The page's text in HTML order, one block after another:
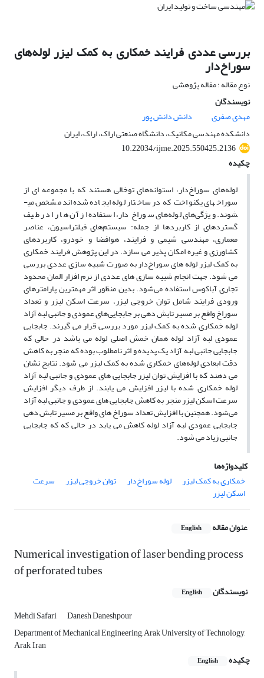
بررسی عددی فرایند خمکاری به کمک لیزر لوله‌های
سوراخ‌دار
نوع مقاله : مقاله پژوهشی
نویسندگان
مهدی صفری
دانش دانش پور
دانشکده مهندسی مکانیک، دانشگاه صنعتی اراک، اراک، ایران
10.22034/ijme.2025.550425.2136
چکیده
لوله‌های سوراخ‌دار، استوانه‌های توخالی هستند که با مجموعه ای از
سوراخ­های یکنواخت که در ساختار لوله ایجاده شده‌اند مشخص می­
شوند. ویژگی‌های لوله‌های سوراخ ­دار، استفاده از آن­ ها را در طیف
گسترده­ای از کاربردها از جمله: سیستم‌های فیلتراسیون، عناصر
معماری، مهندسی شیمی و فرایند، هوافضا و خودرو، کاربردهای
کشاورزی و غیره امکان پذیر می­ سازد. در این پژوهش فرایند خمکاری
به کمک لیزر لوله­ های سوراخ‌دار به صورت شبیه­ سازی عددی بررسی
می­ شود. جهت انجام شبیه ­سازی­ های عددی از نرم افزار المان محدود
تجاری آباکوس استفاده می‌شود. بدین منظور اثر مهمترین پارامترهای
ورودی فرایند شامل توان خروجی لیزر، سرعت اسکن لیزر و تعداد
سوراخ واقع بر مسیر تابش ­دهی بر جابجایی‌های عمودی و جانبی لبه آزاد
لوله خمکاری شده به کمک لیزر مورد بررسی قرار می­ گیرند. جابجایی
عمودی لبه آزاد لوله همان خمش اصلی لوله می­ باشد در حالی­ که
جابجایی جانبی لبه آزاد یک پدیده و اثر نامطلوب بوده که منجر به کاهش
دقت ابعادی لوله‌های خمکاری شده به کمک لیزر می­ شود. نتایج نشان
می­ دهند که با افزایش توان لیزر جابجایی­ های عمودی و جانبی لبه آزاد
لوله خمکاری شده با لیزر افزایش می ­یابند. از طرف دیگر افزایش
سرعت اسکن لیزر منجر به کاهش جابجایی­ های عمودی و جانبی لبه آزاد
می‌شود. همچنین با افزایش تعداد سوراخ ­های واقع بر مسیر تابش ­دهی
جابجایی عمودی لبه آزاد لوله کاهش می ­یابد در حالی­ که که جابجایی
جانبی زیاد می ­شود.
کلیدواژه‌ها
خمکاری به کمک لیزر
لوله سوراخ‌دار توان خروجی لیزر سرعت
اسکن لیزر
عنوان مقاله English
Numerical investigation of laser bending process
of perforated tubes
نویسندگان English
Mehdi Safari
Danesh Daneshpour
Department of Mechanical Engineering, Arak University of Technology,
Arak, Iran
چکیده
English